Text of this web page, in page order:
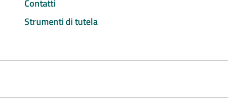
Contatti
Strumenti di tutela